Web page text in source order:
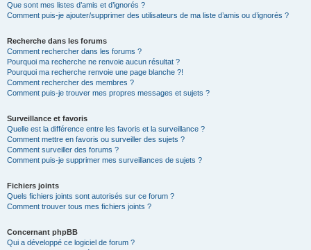
Que sont mes listes d’amis et d’ignorés ?
Comment puis-je ajouter/supprimer des utilisateurs de ma liste d’amis ou d’ignorés ?
Recherche dans les forums
Comment rechercher dans les forums ?
Pourquoi ma recherche ne renvoie aucun résultat ?
Pourquoi ma recherche renvoie une page blanche ?!
Comment rechercher des membres ?
Comment puis-je trouver mes propres messages et sujets ?
Surveillance et favoris
Quelle est la différence entre les favoris et la surveillance ?
Comment mettre en favoris ou surveiller des sujets ?
Comment surveiller des forums ?
Comment puis-je supprimer mes surveillances de sujets ?
Fichiers joints
Quels fichiers joints sont autorisés sur ce forum ?
Comment trouver tous mes fichiers joints ?
Concernant phpBB
Qui a développé ce logiciel de forum ?